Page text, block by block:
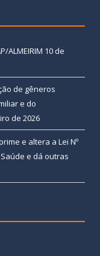
ALMEIRIM 10 de
de gêneros
e do
de 2026
e altera a Lei Nº
e dá outras